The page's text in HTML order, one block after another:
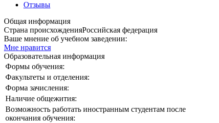
Отзывы
Общая информация
Страна происхожденияРоссийская федерация
Ваше мнение об учебном заведении:
Мне нравится
Образовательная информация
Формы обучения:
Факультеты и отделения:
Форма зачисления:
Наличие общежития:
Возможность работать иностранным студентам после
окончания обучения: